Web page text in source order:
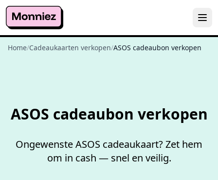
Home/Cadeaukaarten verkopen/ASOS cadeaubon verkopen
ASOS cadeaubon verkopen
Ongewenste ASOS cadeaukaart? Zet hem
om in cash — snel en veilig.